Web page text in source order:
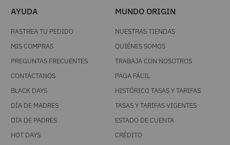
AYUDA
RASTREA TU PEDIDO
MIS COMPRAS
PREGUNTAS FRECUENTES
CONTÁCTANOS
BLACK DAYS
DÍA DE MADRES
DÍA DE PADRES
HOT DAYS
MUNDO ORIGIN
NUESTRAS TIENDAS
QUIÉNES SOMOS
TRABAJA CON NOSOTROS
PAGA FÁCIL
HISTÓRICO TASAS Y TARIFAS
TASAS Y TARIFAS VIGENTES
ESTADO DE CUENTA
CRÉDITO